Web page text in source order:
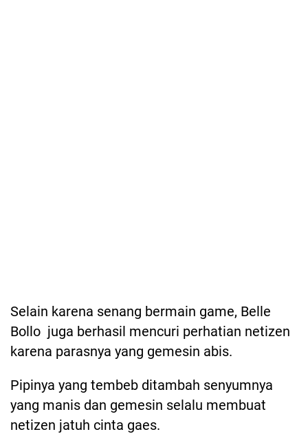
Selain karena senang bermain game, Belle
Bollo juga berhasil mencuri perhatian netizen
karena parasnya yang gemesin abis.
Pipinya yang tembeb ditambah senyumnya
yang manis dan gemesin selalu membuat
netizen jatuh cinta gaes.